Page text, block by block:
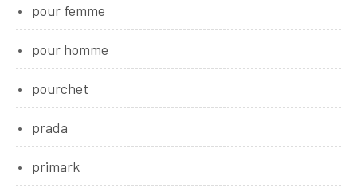
pour femme
pour homme
pourchet
prada
primark